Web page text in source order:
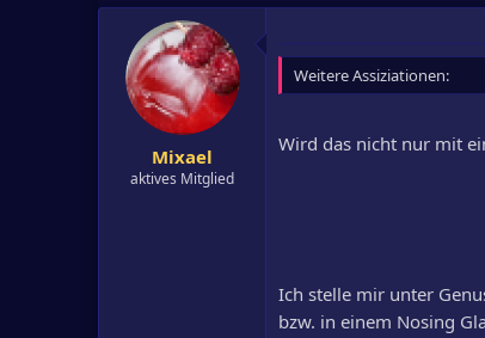
Mixael
aktives Mitglied
Weitere Assiziationen:
Wird das nicht nur mit
Ich stelle mir unter
bzw. in einem Nosing